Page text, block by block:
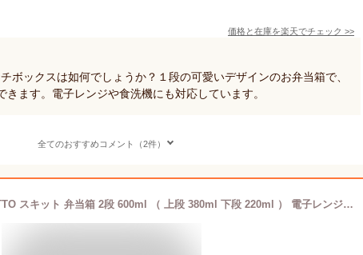
価格と在庫を楽天でチェック >>
ボックスは如何でしょうか？１段の可愛いデザインのお弁当箱で、
きます。電子レンジや食洗機にも対応しています。
全てのおすすめコメント（2件）
TAKENAKA（竹中） SUKITTO スキット 弁当箱 2段 600ml （ 上段 380ml 下段 220ml ） 電子レンジ対応（中蓋×） 食洗機対応（中蓋×） ランチベルト付 汁漏れしにくいパッキン蓋 冷凍保存可能 BPAフリー LEADフリー 日本製 女子 メンズ 小学生 キッチン用品・食器・調理器具